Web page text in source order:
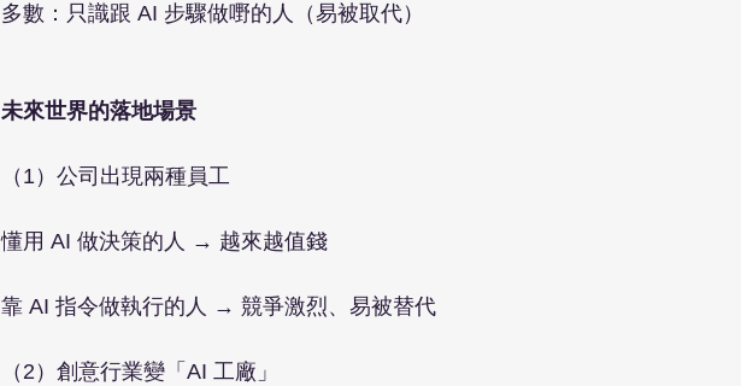
多數：只識跟 AI 步驟做嘢的人（易被取代）
未來世界的落地場景
（1）公司出現兩種員工
懂用 AI 做決策的人 → 越來越值錢
靠 AI 指令做執行的人 → 競爭激烈、易被替代
（2）創意行業變「AI 工廠」